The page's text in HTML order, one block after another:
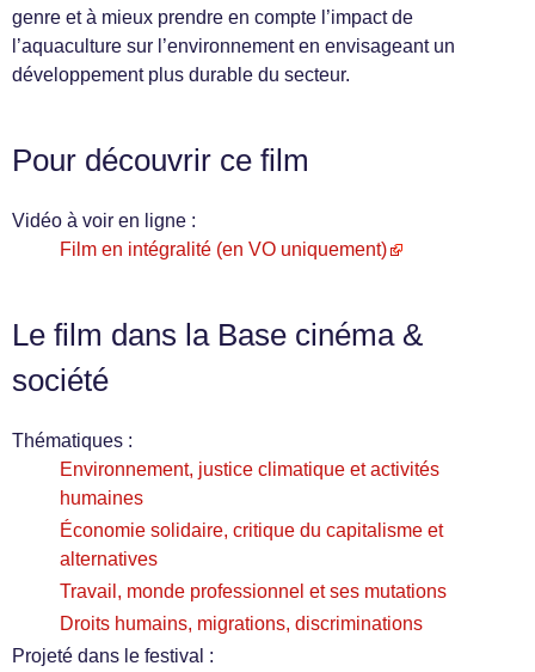
genre et à mieux prendre en compte l’impact de
l’aquaculture sur l’environnement en envisageant un
développement plus durable du secteur.
Pour découvrir ce film
Vidéo à voir en ligne :
Film en intégralité (en VO uniquement)
Le film dans la Base cinéma &
société
Thématiques :
Environnement, justice climatique et activités
humaines
Économie solidaire, critique du capitalisme et
alternatives
Travail, monde professionnel et ses mutations
Droits humains, migrations, discriminations
Projeté dans le festival :